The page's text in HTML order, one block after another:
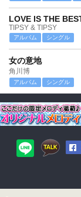
LOVE IS THE
TIPSY & TIPSY
アルバム シングル
女の意地
角川博
アルバム シングル